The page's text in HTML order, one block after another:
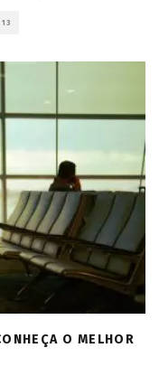
13
O MELHOR